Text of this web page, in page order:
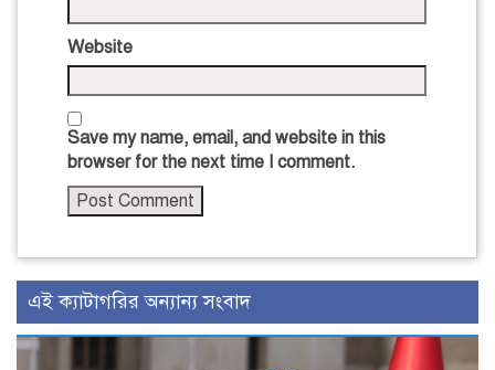
Website
Save my name, email, and website in this
browser for the next time I comment.
এই ক্যাটাগরির অন্যান্য সংবাদ